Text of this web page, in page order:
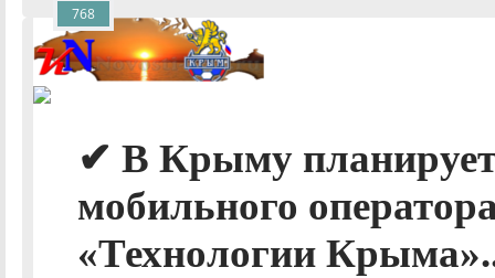
✔ В Крыму
мобильного
«Технологии
768